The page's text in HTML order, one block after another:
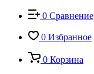
0 Сравнение
0 Избранное
0 Корзина